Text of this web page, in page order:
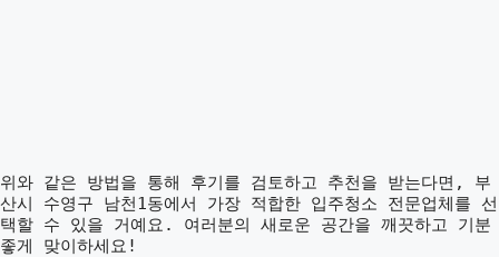
위와 같은 방법을 통해 후기를 검토하고 추천을 받는다면, 부
산시 수영구 남천1동에서 가장 적합한 입주청소 전문업체를 선
택할 수 있을 거예요. 여러분의 새로운 공간을 깨끗하고 기분
좋게 맞이하세요!